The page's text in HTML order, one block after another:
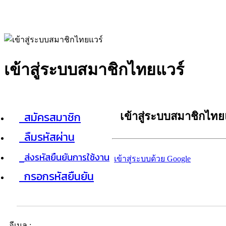
เข้าสู่ระบบสมาชิกไทยแวร์
สมัครสมาชิก
ลืมรหัสผ่าน
ส่งรหัสยืนยันการใช้งาน
กรอกรหัสยืนยัน
เข้าสู่ระบบสมาชิกไท
เข้าสู่ระบบด้วย Google